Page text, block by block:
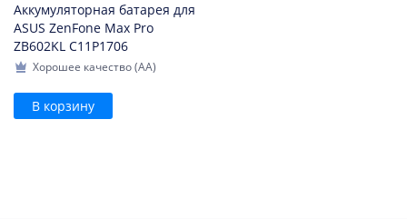
Аккумуляторная батарея для
ASUS ZenFone Max Pro
ZB602KL C11P1706
Хорошее качество (AA)
В корзину